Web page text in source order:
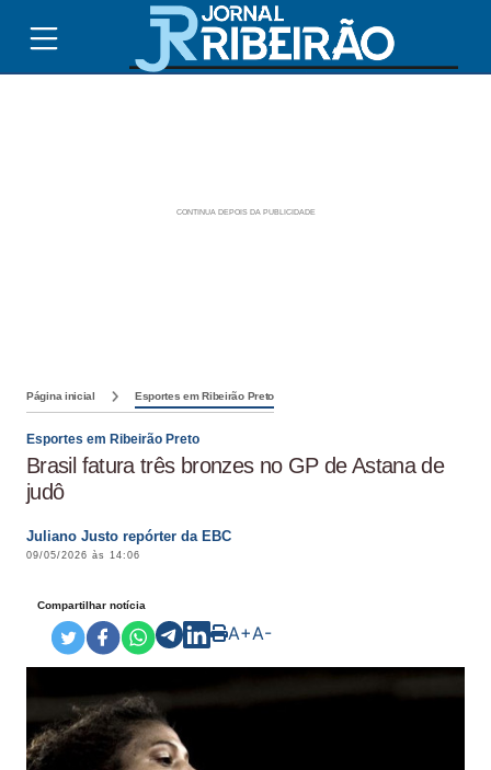
Página inicial Esportes em Ribeirão Preto
Esportes em Ribeirão Preto
Brasil fatura três bronzes no GP de Astana de
judô
Juliano Justo repórter da EBC
09/05/2026 às 14:06
Compartilhar notícia
A+A-